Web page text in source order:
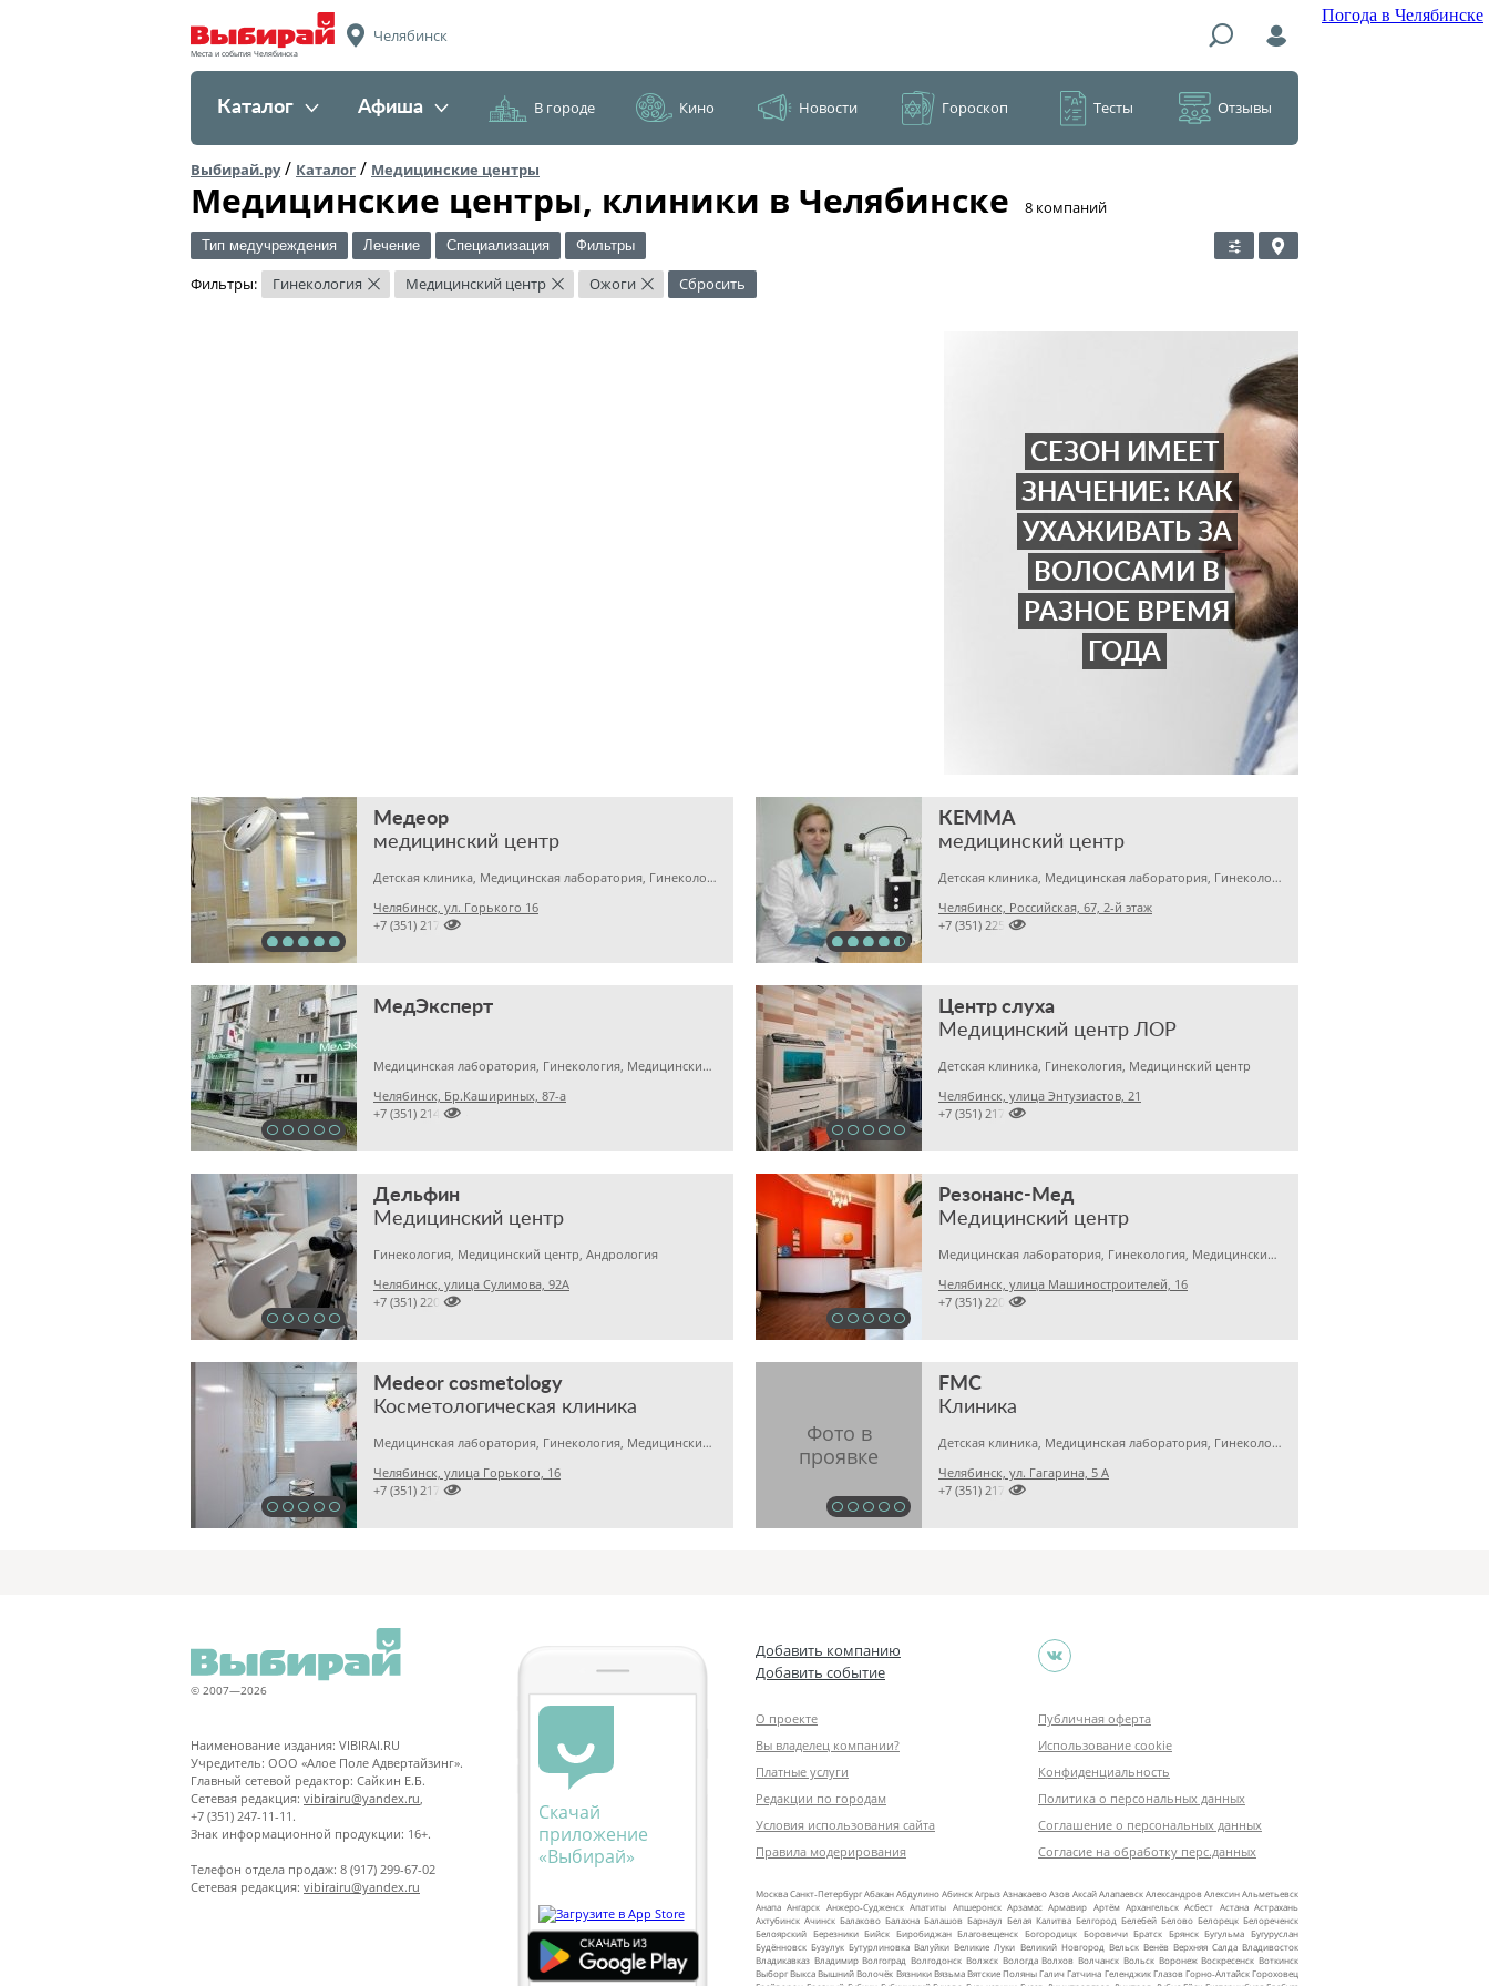
Погода в Челябинске
Места и события Челябинска
Челябинск
Каталог Афиша В городе Кино Новости Гороскоп Тесты Отзывы
Выбирай.ру/ Каталог / Медицинские центры
Медицинские центры, клиники в Челябинске ​8 компаний
Тип медучреждения Лечение Специализация Фильтры
Фильтры: Гинекология × Медицинский центр × Ожоги × Сбросить
СЕЗОН ИМЕЕТ
ЗНАЧЕНИЕ: КАК
УХАЖИВАТЬ ЗА
ВОЛОСАМИ В
РАЗНОЕ ВРЕМЯ
ГОДА
Медеор
медицинский центр
Детская клиника, Медицинская лаборатория, Гинекология
Челябинск, ул. Горького 16

+7 (351) 2172376
КЕММА
медицинский центр
Детская клиника, Медицинская лаборатория, Гинекология
Челябинск, Российская, 67, 2-й этаж

+7 (351) 2256145
МедЭксперт
Медицинская лаборатория, Гинекология, Медицинский центр
Челябинск, Бр.Кашириных, 87-а

+7 (351) 2140314
Центр слуха
Медицинский центр ЛОР
Детская клиника, Гинекология, Медицинский центр
Челябинск, улица Энтузиастов, 21

+7 (351) 2170167
Дельфин
Медицинский центр
Гинекология, Медицинский центр, Андрология
Челябинск, улица Сулимова, 92А

+7 (351) 2201843
Резонанс-Мед
Медицинский центр
Медицинская лаборатория, Гинекология, Медицинский центр
Челябинск, улица Машиностроителей, 16

+7 (351) 2201031
Medeor cosmetology
Косметологическая клиника
Медицинская лаборатория, Гинекология, Медицинский центр
Челябинск, улица Горького, 16

+7 (351) 2170122
FMC
Клиника
Детская клиника, Медицинская лаборатория, Гинекология
Челябинск, ул. Гагарина, 5 А

+7 (351) 2173679
© 2007—2026
Наименование издания: VIBIRAI.RU
Учредитель: ООО «Алое Поле Адвертайзинг».
Главный сетевой редактор: Сайкин Е.Б.
Сетевая редакция: vibirairu@yandex.ru
+7 (351) 247-11-11.
Знак информационной продукции: 16+.
Телефон отдела продаж: 8 (917) 299-67-02
Сетевая редакция: vibirairu@yandex.ru
Скачай
приложение
«Выбирай»
Добавить компанию
Добавить событие
О проекте
Вы владелец компании?
Платные услуги
Редакции по городам
Условия использования сайта
Правила модерирования
Публичная оферта
Использование cookie
Конфиденциальность
Политика о персональных данных
Соглашение о персональных данных
Согласие на обработку перс.данных
МоскваСанкт‑ПетербургАбаканАбдулиноАбинскАгрызАзнакаевоАзовАксайАлапаевскАлександровАлексинАльметьевск
Анапа Ангарск Анжеро‑Судженск Апатиты Апшеронск Арзамас Армавир Артём Архангельск Асбест Астана Астрахань
Ахтубинск Ачинск Балаково Балахна Балашов Барнаул Белая Калитва Белгород Белебей Белово Белорецк Белореченск
Белоярский Березники Бийск Биробиджан Благовещенск Богородицк Боровичи Братск Брянск Бугульма Бугуруслан
Будённовск Бузулук Бутурлиновка Валуйки Великие Луки Великий Новгород Вельск Венёв Верхняя Салда Владивосток
Владикавказ Владимир Волгоград Волгодонск Волжск Вологда Волхов Волчанск Вольск Воронеж Воскресенск Воткинск
ВыборгВыкса Вышний Волочёк Вязники Вязьма Вятские Поляны Галич Гатчина Геленджик Глазов Горно‑АлтайскГороховец